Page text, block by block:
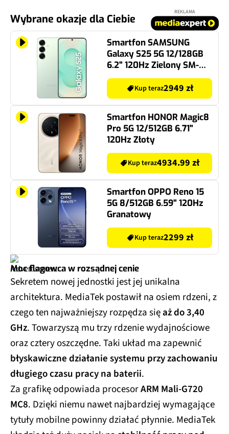
Wybrane okazje dla Ciebie
REKLAMA
Smartfon SAMSUNG
Galaxy S25 5G 12/128GB
6.2" 120Hz Zielony SM-
S931
Kup teraz2949 zł
Smartfon HONOR Magic8
Pro 5G 12/512GB 6.71"
120Hz Złoty
Kup teraz4934.99 zł
Smartfon OPPO Reno 15
5G 8/512GB 6.59" 120Hz
Granatowy
Kup teraz2299 zł
Moc flagowca w rozsądnej cenie
Sekretem nowej jednostki jest jej unikalna
architektura. MediaTek postawił na osiem rdzeni, z
czego ten najważniejszy rozpędza sięaż do 3,40
GHz. Towarzyszą mu trzy rdzenie wydajnościowe
oraz cztery oszczędne. Taki układ ma zapewnić
błyskawiczne działanie systemu przy zachowaniu
długiego czasu pracy na baterii.
Za grafikę odpowiada procesorARM Mali-G720
MC8. Dzięki niemu nawet najbardziej wymagające
tytuły mobilne powinny działać płynnie. MediaTek